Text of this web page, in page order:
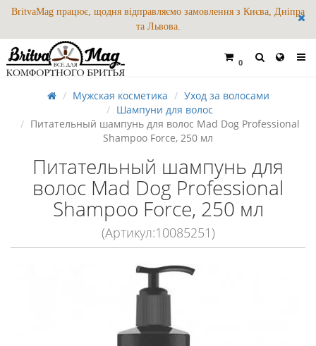
BritvaMag працює, щодня відправляємо замовлення з Києва, Дніпра
та Львова.
0
Мужская косметика
Уход за волосами
Шампуни для волос
Питательный шампунь для волос Mad Dog Professional
Shampoo Force, 250 мл
Питательный шампунь для
волос Mad Dog Professional
Shampoo Force, 250 мл
(Артикул:10085251)